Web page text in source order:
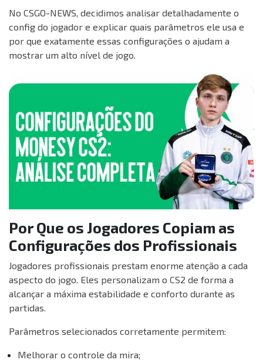
No CSGO-NEWS, decidimos analisar detalhadamente o
config do jogador e explicar quais parâmetros ele usa e
por que exatamente essas configurações o ajudam a
mostrar um alto nível de jogo.
Por Que os Jogadores Copiam as
Configurações dos Profissionais
Jogadores profissionais prestam enorme atenção a cada
aspecto do jogo. Eles personalizam o CS2 de forma a
alcançar a máxima estabilidade e conforto durante as
partidas.
Parâmetros selecionados corretamente permitem:
Melhorar o controle da mira;